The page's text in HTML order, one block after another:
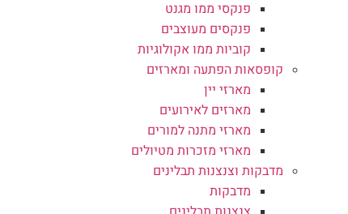
פנקסי ממו מגנט
פנקסים מעוצבים
קוביות ממו אקולוגיות
קופסאות הפתעה ומארזים
מארזי יין
מארזים לאירועים
מארזי מתנה למורים
מארזי מזכרות מטיולים
מדבקות וצנצנות תבלינים
מדבקות